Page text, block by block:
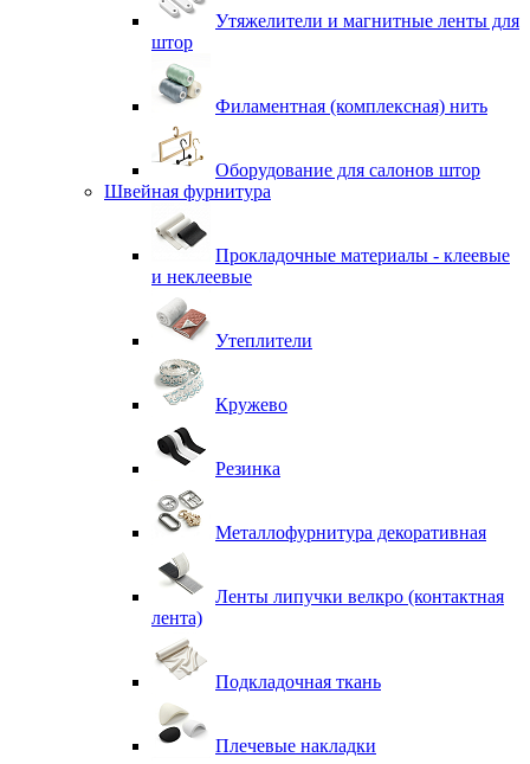
Утяжелители и магнитные ленты для
штор
Филаментная (комплексная) нить
Оборудование для салонов штор
Швейная фурнитура
Прокладочные материалы - клеевые
и неклеевые
Утеплители
Кружево
Резинка
Металлофурнитура декоративная
Ленты липучки велкро (контактная
лента)
Подкладочная ткань
Плечевые накладки